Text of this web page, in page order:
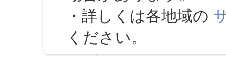
・詳しくは各地域の
ください。